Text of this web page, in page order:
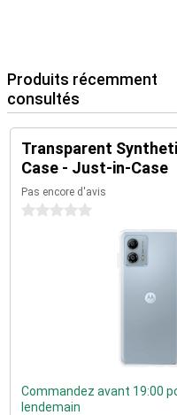
Produits récemment
consultés
Transparent
Case - Just-in-Case
Pas encore d'avis
0 étoiles
Commandez avant 19:00
lendemain